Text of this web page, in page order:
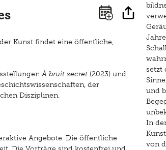
Kunst findet eine öffentliche,
À bruit secret (2023) und
der
Disziplinen.
Angebote. Die öffentliche
setzt
und
In
von